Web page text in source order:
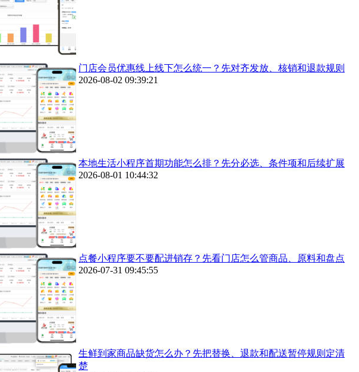
门店会员优惠线上线下怎么统一？先对齐发放、核销和退款规则
2026-08-02 09:39:21
本地生活小程序首期功能怎么排？先分必选、条件项和后续扩展
2026-08-01 10:44:32
点餐小程序要不要配进销存？先看门店怎么管商品、原料和盘点
2026-07-31 09:45:55
生鲜到家商品缺货怎么办？先把替换、退款和配送暂停规则定清
楚